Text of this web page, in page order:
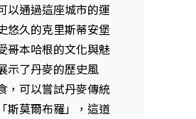
以通過這座城市的運
悠久的克里斯蒂安堡
哥本哈根的文化與魅
示了丹麥的歷史風
，可以嘗試丹麥傳統
斯莫爾布羅」，這道